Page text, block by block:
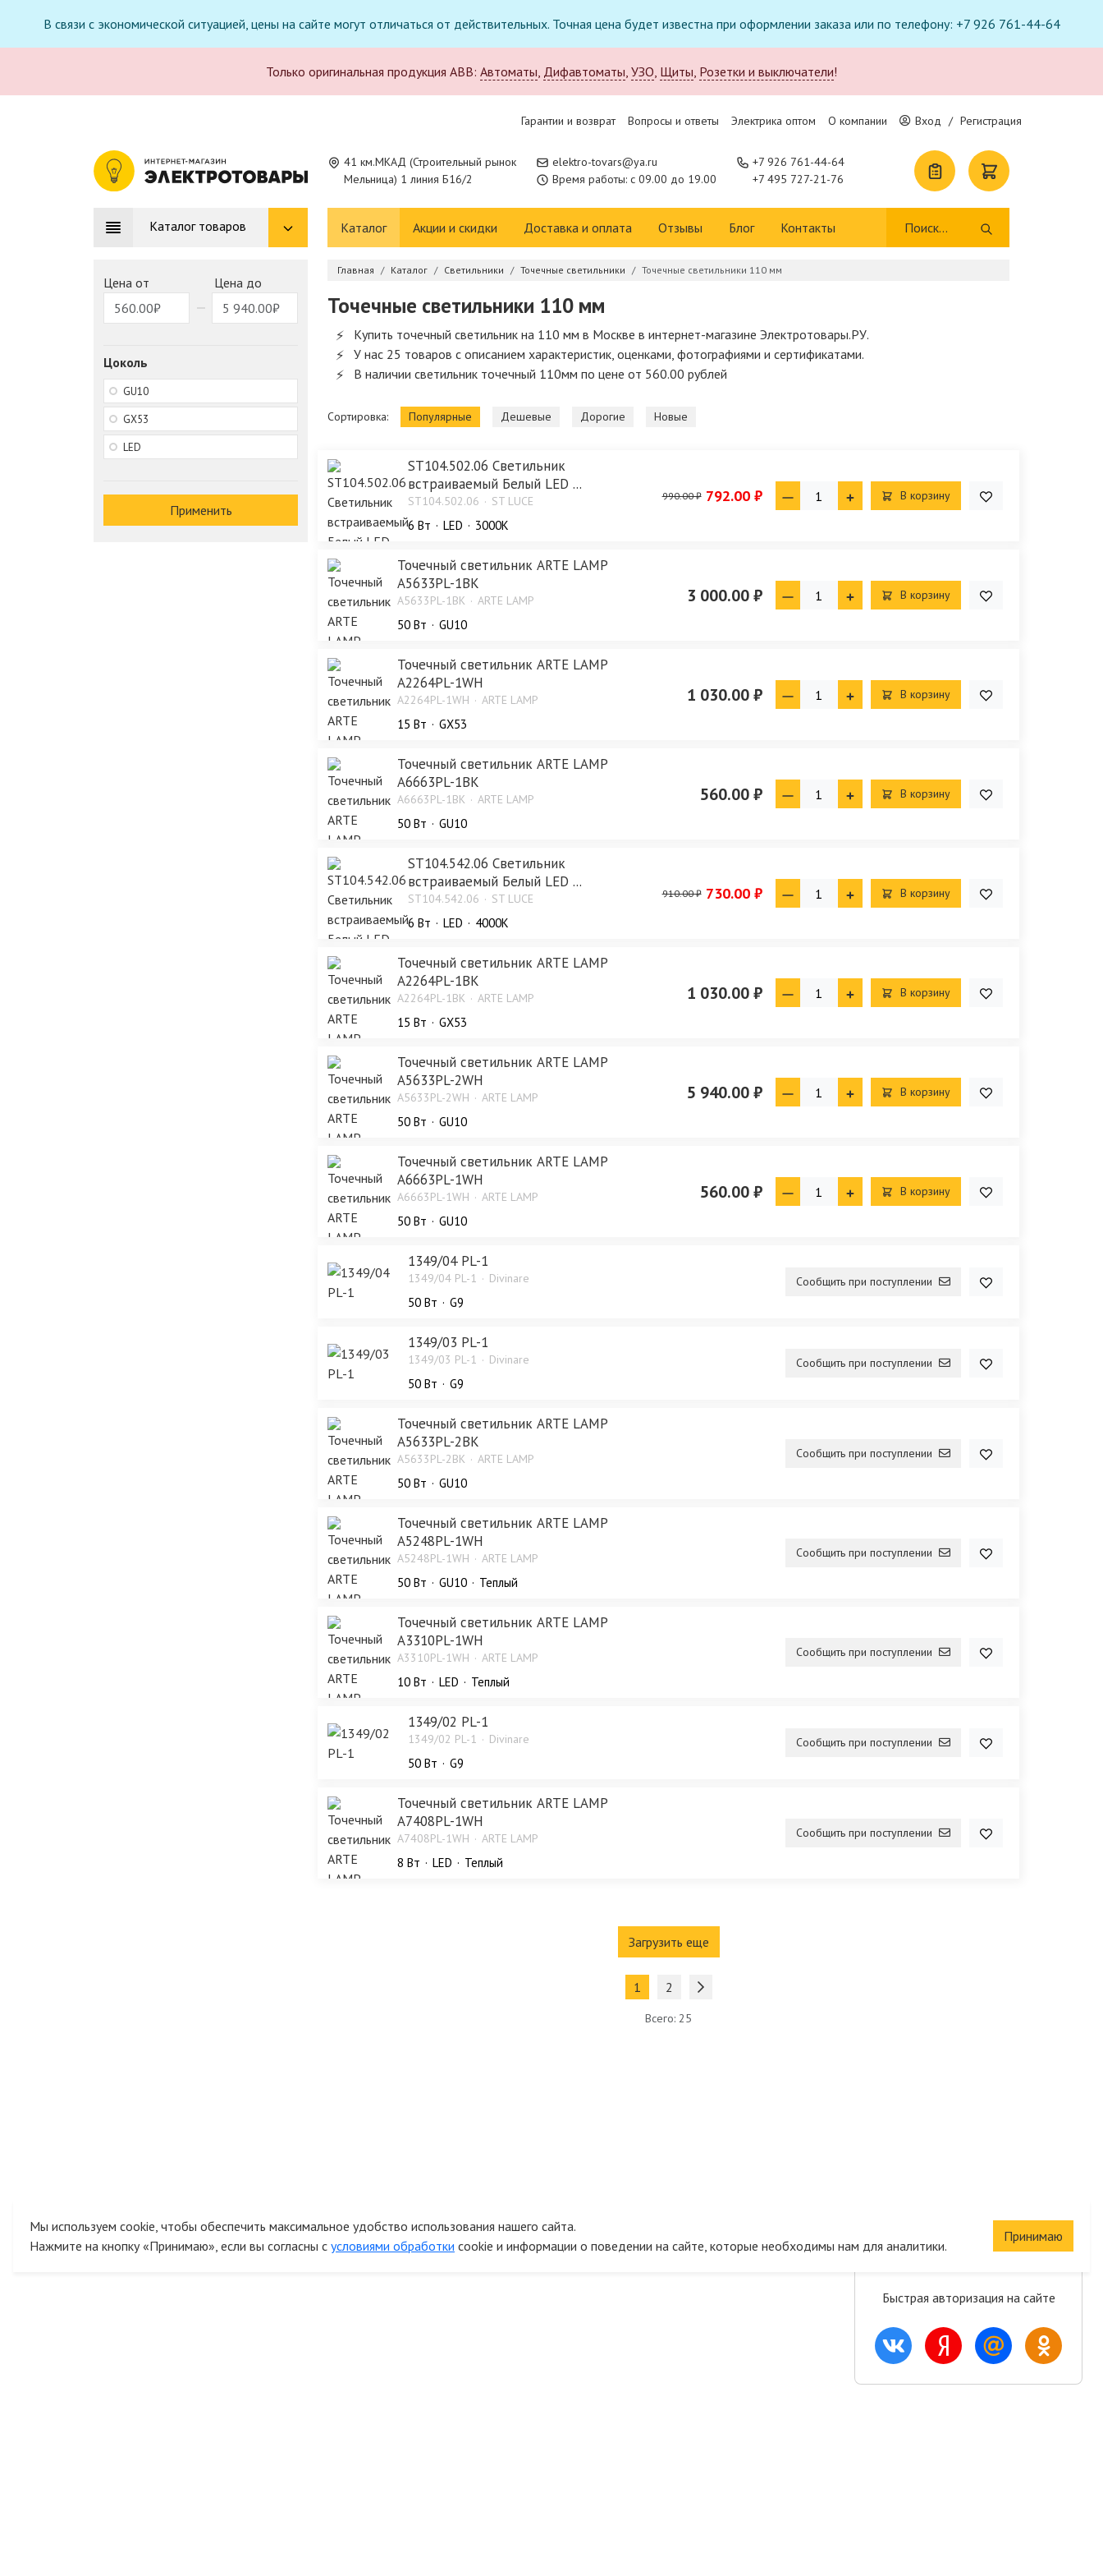
В связи с экономической ситуацией, цены на сайте могут отличаться от действительных. Точная цена будет известна при оформлении заказа или по телефону: +7 926 761-44-64
Только оригинальная продукция ABB: Автоматы, Дифавтоматы, УЗО, Щиты, Розетки и выключатели!
Гарантии и возврат Вопросы и ответы Электрика оптом О компании Вход / Регистрация
41 км.МКАД (Строительный рынок
Мельница) 1 линия Б16/2
elektro-tovars@ya.ru
Время работы: с 09.00 до 19.00
+7 926 761-44-64
+7 495 727-21-76
Каталог товаров Каталог Акции и скидки Доставка и оплата Отзывы Блог Контакты
Цена от Цена до
Цоколь
GU10
GX53
LED
Применить
Главная Каталог Светильники Точечные светильники Точечные светильники 110 мм
Точечные светильники 110 мм
Купить точечный светильник на 110 мм в Москве в интернет-магазине Электротовары.РУ.
У нас 25 товаров с описанием характеристик, оценками, фотографиями и сертификатами.
В наличии светильник точечный 110мм по цене от 560.00 рублей
Сортировка: Популярные Дешевые Дорогие Новые
ST104.502.06 Светильник
встраиваемый Белый LED ...
ST104.502.06 ST LUCE
6 Bт LED 3000K
990.00 ₽ 792.00 ₽ В корзину
Точечный светильник ARTE LAMP
A5633PL-1BK
A5633PL-1BK ARTE LAMP
50 Bт GU10
3 000.00 ₽ В корзину
Точечный светильник ARTE LAMP
A2264PL-1WH
A2264PL-1WH ARTE LAMP
15 Bт GX53
1 030.00 ₽ В корзину
Точечный светильник ARTE LAMP
A6663PL-1BK
A6663PL-1BK ARTE LAMP
50 Bт GU10
560.00 ₽ В корзину
ST104.542.06 Светильник
встраиваемый Белый LED ...
ST104.542.06 ST LUCE
6 Bт LED 4000K
910.00 ₽ 730.00 ₽ В корзину
Точечный светильник ARTE LAMP
A2264PL-1BK
A2264PL-1BK ARTE LAMP
15 Bт GX53
1 030.00 ₽ В корзину
Точечный светильник ARTE LAMP
A5633PL-2WH
A5633PL-2WH ARTE LAMP
50 Bт GU10
5 940.00 ₽ В корзину
Точечный светильник ARTE LAMP
A6663PL-1WH
A6663PL-1WH ARTE LAMP
50 Bт GU10
560.00 ₽ В корзину
1349/04 PL-1
1349/04 PL-1 Divinare
50 Bт G9
Сообщить при поступлении
1349/03 PL-1
1349/03 PL-1 Divinare
50 Bт G9
Сообщить при поступлении
Точечный светильник ARTE LAMP
A5633PL-2BK
A5633PL-2BK ARTE LAMP
50 Bт GU10
Сообщить при поступлении
Точечный светильник ARTE LAMP
A5248PL-1WH
A5248PL-1WH ARTE LAMP
50 Bт GU10 Теплый
Сообщить при поступлении
Точечный светильник ARTE LAMP
A3310PL-1WH
A3310PL-1WH ARTE LAMP
10 Bт LED Теплый
Сообщить при поступлении
1349/02 PL-1
1349/02 PL-1 Divinare
50 Bт G9
Сообщить при поступлении
Точечный светильник ARTE LAMP
A7408PL-1WH
A7408PL-1WH ARTE LAMP
8 Bт LED Теплый
Сообщить при поступлении
Загрузить еще
1 2
Всего: 25
Сохраните корзину
Быстрая авторизация на сайте
Мы используем cookie, чтобы обеспечить максимальное удобство использования нашего сайта.
Нажмите на кнопку «Принимаю», если вы согласны с условиями обработки cookie и информации о поведении на сайте, которые необходимы нам для аналитики.
Принимаю